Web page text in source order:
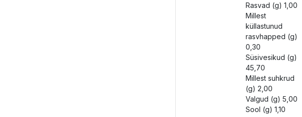
Rasvad (g) 1,00
Millest
küllastunud
rasvhapped (g)
0,30
Süsivesikud (g)
45,70
Millest suhkrud
(g) 2,00
Valgud (g) 5,00
Sool (g) 1,10